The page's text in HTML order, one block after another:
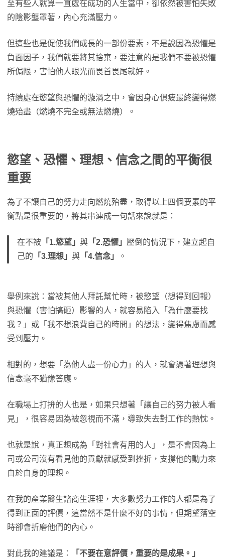
至有些人就算一直處在成功的人生當中，卻依然被害怕失敗
的陰影壟罩著，內心充滿壓力。
但這些也是促使我們成長的一部份要素，不是說因為恐懼是
負面因子，我們就要將其捨棄，要注意的是我們不要被恐懼
所侷限，害怕他人眼光而畏首畏尾就好。
持續處在慾望與恐懼的漩渦之中，會因身心俱疲最終變得燃
燒殆盡（燃燒不完全或無法燃燒）。
慾望、恐懼、理想、信念之間的平衡很
重要
為了不讓自己的努力走向燃燒殆盡，取得以上四個要素的平
衡點是很重要的，將其串連成一句話來說就是：
在不被 「1.慾望」 與 「2.恐懼」 壓倒的情況下，建立起自
己的 「3.理想」 與 「4.信念」 。
舉例來說：當被其他人拜託幫忙時，被慾望（想得到回報）
與恐懼（害怕搞砸）影響的人，就容易陷入「為什麼要找
我？」或「我不想浪費自己的時間」的想法，變得焦慮而感
受到壓力。
相對的，想要「為他人盡一份心力」的人，就會憑著理想與
信念毫不猶豫答應。
在職場上打拚的人也是，如果只想著「讓自己的努力被人看
見」，很容易因為被忽視而不滿，導致失去對工作的熱忱。
也就是說，真正想成為「對社會有用的人」，是不會因為上
司或公司沒有看見他的貢獻就感受到挫折，支撐他的動力來
自於自身的理想。
在我的產業醫生諮商生涯裡，大多數努力工作的人都是為了
得到正面的評價，這當然不是什麼不好的事情，但期望落空
時卻會折磨他們的內心。
對此我的建議是： 「不要在意評價，重要的是成果。」